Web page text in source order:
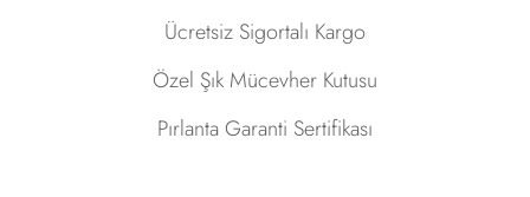
Ücretsiz Sigortalı Kargo
Özel Şık Mücevher Kutusu
Pırlanta Garanti Sertifikası